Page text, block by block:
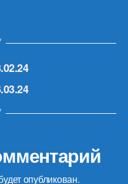
опубликован.